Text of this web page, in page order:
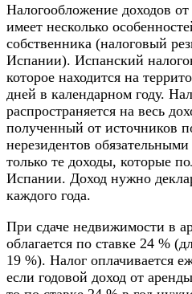
Налогообложение доходов
имеет несколько
собственника (налоговый
Испании). Испанский
которое находится на
дней в календарном году.
распространяется на весь
полученный от источников
нерезидентов
только те доходы, которые
Испании. Доход нужно
каждого года.
При сдаче недвижимости в
облагается по ставке 24 %
19 %). Налог оплачивается
если годовой доход от